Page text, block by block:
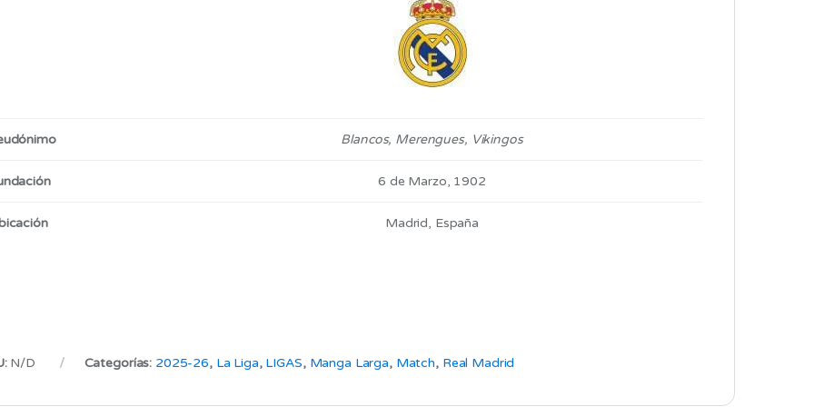
Blancos, Merengues, Vikingos
6 de Marzo, 1902
Madrid, España
N/D Categorías: 2025-26, La Liga, LIGAS, Manga Larga, Match, Real Madrid